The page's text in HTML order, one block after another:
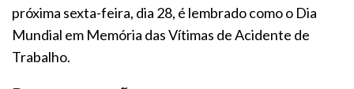
próxima sexta-feira, dia 28, é lembrado como o Dia
Mundial em Memória das Vítimas de Acidente de
Trabalho.